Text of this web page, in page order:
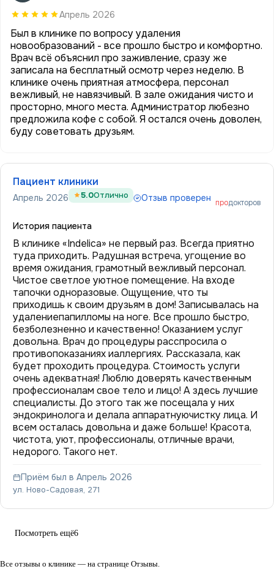
Апрель 2026
Был в клинике по вопросу удаления
новообразований - все прошло быстро и комфортно.
Врач всё объяснил про заживление, сразу же
записала на бесплатный осмотр через неделю. В
клинике очень приятная атмосфера, персонал
вежливый, не навязчивый. В зале ожидания чисто и
просторно, много места. Администратор любезно
предложила кофе с собой. Я остался очень доволен,
буду советовать друзьям.
Пациент клиники
Апрель 2026 5.0Отлично Отзыв проверен продокторов
История пациента
В клинике «Indelica» не первый раз. Всегда приятно
туда приходить. Радушная встреча, угощение во
время ожидания, грамотный вежливый персонал.
Чистое светлое уютное помещение. На входе
тапочки одноразовые. Ощущение, что ты
приходишь к своим друзьям в дом! Записывалась на
удалениепапилломы на ноге. Все прошло быстро,
безболезненно и качественно! Оказанием услуг
довольна. Врач до процедуры расспросила о
противопоказаниях иаллергиях. Рассказала, как
будет проходить процедура. Стоимость услуги
очень адекватная! Люблю доверять качественным
профессионалам свое тело и лицо! А здесь лучшие
специалисты. До этого так же посещала у них
эндокринолога и делала аппаратнуючистку лица. И
всем осталась довольна и даже больше! Красота,
чистота, уют, профессионалы, отличные врачи,
недорого. Такого нет.
Приём был в Апрель 2026
ул. Ново-Садовая, 271
Посмотреть ещё6
Все отзывы о клинике — на странице Отзывы